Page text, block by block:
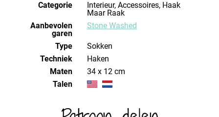
Categorie
Interieur, Accessoires, Haak
Maar Raak
Aanbevolen
garen
Stone Washed
Type
Sokken
Techniek
haken
Maten
34 x 12 cm
Talen